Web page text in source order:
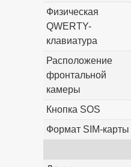
Физическая
QWERTY-
клавиатура
Расположение
фронтальной
камеры
Кнопка SOS
Формат SIM-карты